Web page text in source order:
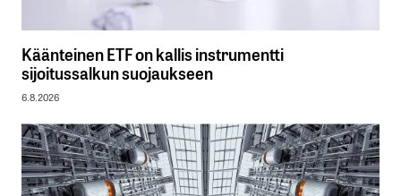
Käänteinen ETF on kallis instrumentti
sijoitussalkun suojaukseen
6.8.2026